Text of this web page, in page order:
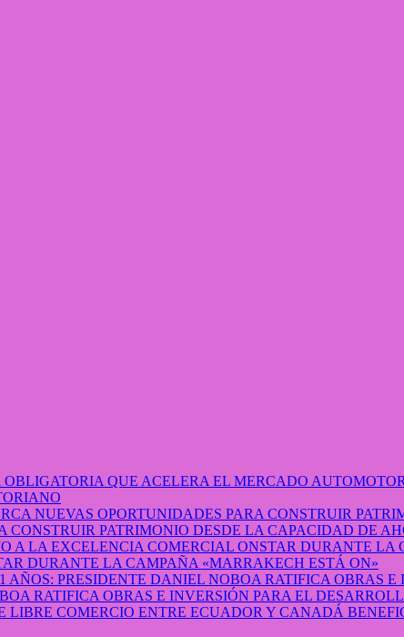
CONSTRUIR PATRIMONIO DESDE LA CAPACIDAD DE
DURANTE LA CAMPAÑA «MARRAKECH ESTÁ ON»
RATIFICA OBRAS E INVERSIÓN PARA EL